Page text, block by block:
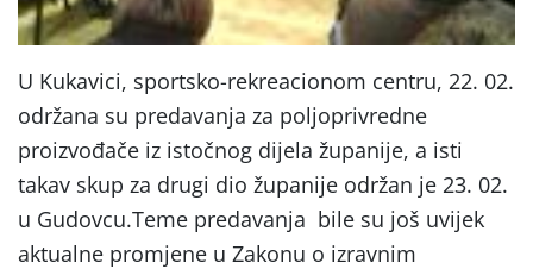
U Kukavici, sportsko-rekreacionom centru, 22. 02.
održana su predavanja za poljoprivredne
proizvođače iz istočnog dijela županije, a isti
takav skup za drugi dio županije održan je 23. 02.
u Gudovcu.Teme predavanja bile su još uvijek
aktualne promjene u Zakonu o izravnim